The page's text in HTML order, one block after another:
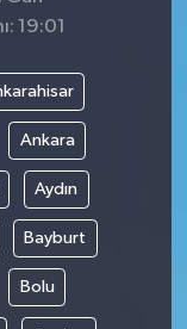
19:01
Ankara
Aydın
Bayburt
Bolu